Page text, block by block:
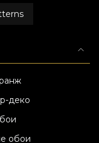
деко
обои